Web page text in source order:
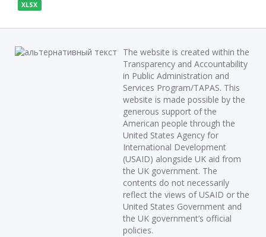
XLSX
The website is created within the
Transparency and Accountability
in Public Administration and
Services Program/TAPAS. This
website is made possible by the
generous support of the
American people through the
United States Agency for
International Development
(USAID) alongside UK aid from
the UK government. The
contents do not necessarily
reflect the views of USAID or the
United States Government and
the UK government’s official
policies.